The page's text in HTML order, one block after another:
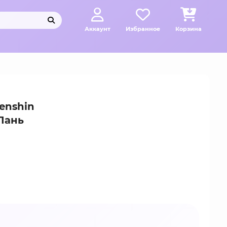
Аккаунт Избранное Корзина